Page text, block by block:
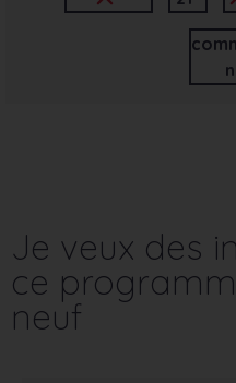
Je veux des
ce
neuf